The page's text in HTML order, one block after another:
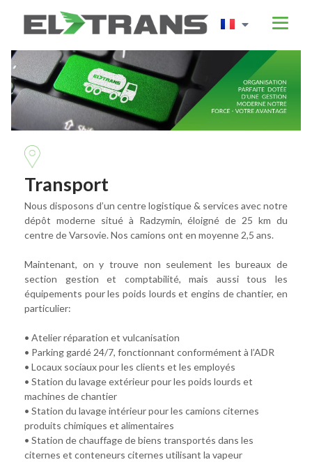
Transport
Nous disposons d’un centre logistique & services avec notre
dépôt moderne situé à Radzymin, éloigné de 25 km du
centre de Varsovie. Nos camions ont en moyenne 2,5 ans.
Maintenant, on y trouve non seulement les bureaux de
section gestion et comptabilité, mais aussi tous les
équipements pour les poids lourds et engins de chantier, en
particulier:
• Atelier réparation et vulcanisation
• Parking gardé 24/7, fonctionnant conformément à l’ADR
• Locaux sociaux pour les clients et les employés
• Station du lavage extérieur pour les poids lourds et
machines de chantier
• Station du lavage intérieur pour les camions citernes
produits chimiques et alimentaires
• Station de chauffage de biens transportés dans les
citernes et conteneurs citernes utilisant la vapeur